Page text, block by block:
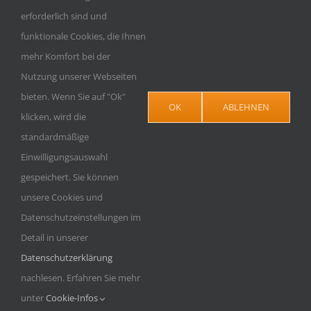
Mo – Do 8:00 – 17:00 Uhr,
Fr 8:00 – 12:00 Uhr
Beratung vor Ort nur mit
AKTUELL
INFORMIERT
erforderlich sind und
funktionale Cookies, die Ihnen
mehr Komfort bei der
Nutzung unserer Webseiten
bieten. Wenn Sie auf "Ok"
klicken, wird die
standardmäßige
Einwilligungsauswahl
gespeichert. Sie können
unsere Cookies und
Datenschutzeinstellungen im
Detail in unserer
Datenschutzerklärung
nachlesen. Erfahren Sie mehr
unterCookie-Infos
OK ABLEHNEN